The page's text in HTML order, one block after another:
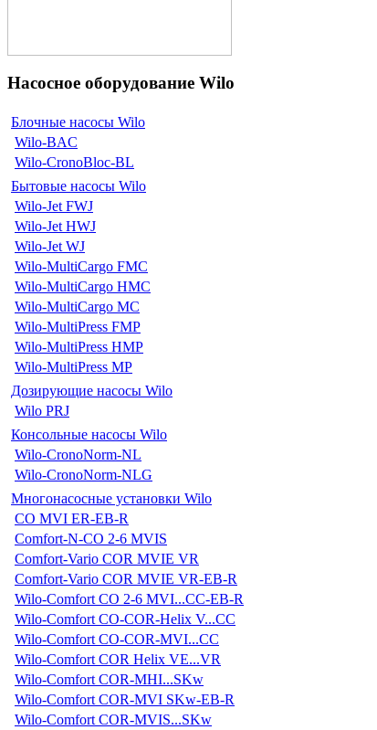
Насосное оборудование Wilo
Блочные насосы Wilo
Wilo-BAC
Wilo-CronoBloc-BL
Бытовые насосы Wilo
Wilo-Jet FWJ
Wilo-Jet HWJ
Wilo-Jet WJ
Wilo-MultiCargo FMC
Wilo-MultiCargo HMC
Wilo-MultiCargo MC
Wilo-MultiPress FMP
Wilo-MultiPress HMP
Wilo-MultiPress MP
Дозирующие насосы Wilo
Wilo PRJ
Консольные насосы Wilo
Wilo-CronoNorm-NL
Wilo-CronoNorm-NLG
Многонасосные установки Wilo
CO MVI ER-EB-R
Comfort-N-CO 2-6 MVIS
Comfort-Vario COR MVIE VR
Comfort-Vario COR MVIE VR-EB-R
Wilo-Comfort CO 2-6 MVI...CC-EB-R
Wilo-Comfort CO-COR-Helix V...CC
Wilo-Comfort CO-COR-MVI...CC
Wilo-Comfort COR Helix VE...VR
Wilo-Comfort COR-MHI...SKw
Wilo-Comfort COR-MVI SKw-EB-R
Wilo-Comfort COR-MVIS...SKw